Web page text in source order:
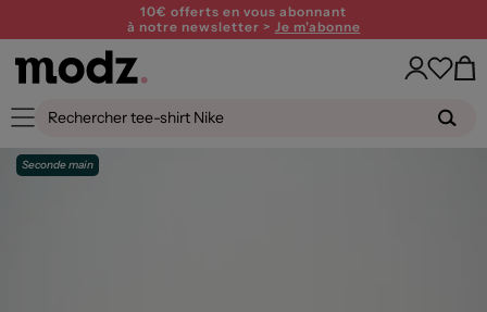
10€ offerts en vous abonnant
à notre newsletter > Je m'abonne
Seconde main